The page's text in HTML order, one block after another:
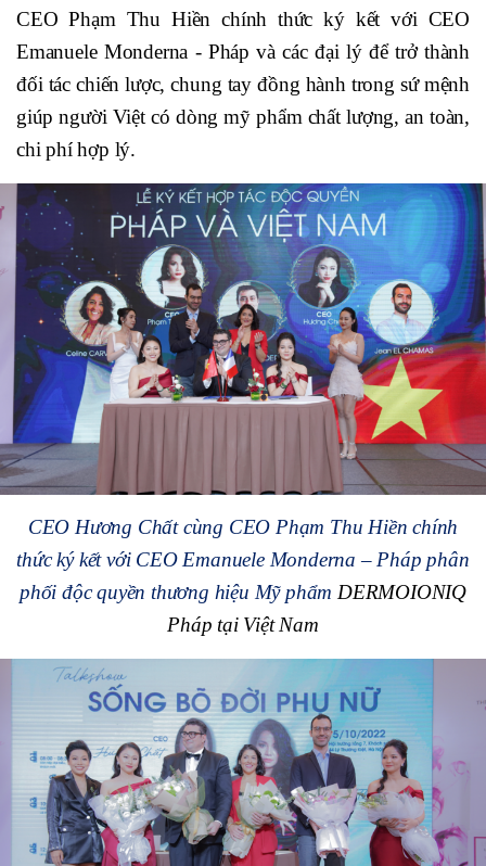
CEO Phạm Thu Hiền chính thức ký kết với CEO
Emanuele Monderna - Pháp và các đại lý để trở thành
đối tác chiến lược, chung tay đồng hành trong sứ mệnh
giúp người Việt có dòng mỹ phẩm chất lượng, an toàn,
chi phí hợp lý.
CEO Hương Chất cùng CEO Phạm Thu Hiền chính
thức ký kết với CEO Emanuele Monderna – Pháp phân
phối độc quyền thương hiệu Mỹ phẩm DERMOIONIQ
Pháp tại Việt Nam